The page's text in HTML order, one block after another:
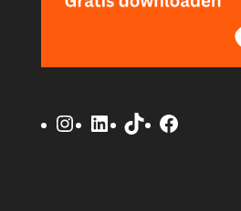
Instagram
LinkedIn
TikTokFacebook